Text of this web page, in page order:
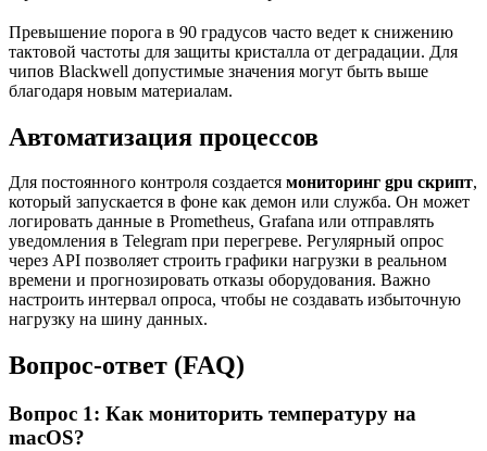
Превышение порога в 90 градусов часто ведет к снижению
тактовой частоты для защиты кристалла от деградации. Для
чипов Blackwell допустимые значения могут быть выше
благодаря новым материалам.
Автоматизация процессов
Для постоянного контроля создается мониторинг gpu скрипт,
который запускается в фоне как демон или служба. Он может
логировать данные в Prometheus, Grafana или отправлять
уведомления в Telegram при перегреве. Регулярный опрос
через API позволяет строить графики нагрузки в реальном
времени и прогнозировать отказы оборудования. Важно
настроить интервал опроса, чтобы не создавать избыточную
нагрузку на шину данных.
Вопрос-ответ (FAQ)
Вопрос 1: Как мониторить температуру на
macOS?